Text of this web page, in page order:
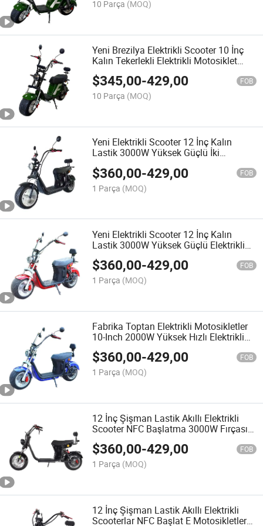
10 Parça (MOQ)
Yeni Brezilya Elektrikli Scooter 10 İnç
Kalın Tekerlekli Elektrikli Motosiklet
1000W Yüksek Hız 60V Lityum Pil
Scooter Cictycoco
$345,00-429,00 FOB
10 Parça (MOQ)
Yeni Elektrikli Scooter 12 İnç Kalın
Lastik 3000W Yüksek Güçlü İki
Dijital Su Geçirmez Citycoco
$360,00-429,00 FOB
1 Parça (MOQ)
Yeni Elektrikli Scooter 12 İnç Kalın
Lastik 3000W Yüksek Güçlü Elektrikli
Motosiklet 60V Lityum Pil Scooter
Citycoco
$360,00-429,00 FOB
1 Parça (MOQ)
Fabrika Toptan Elektrikli Motosikletler
10-Inch 2000W Yüksek Hızlı Elektrikli
Scooterlar Şişman Tekerlekli Elektrikli
Citycoco
$360,00-429,00 FOB
1 Parça (MOQ)
12 İnç Şişman Lastik Akıllı Elektrikli
Scooter NFC Başlatma 3000W Fırçasız
Motor 40ah Lityum Pil Su Geçirmez
Citycoco
$360,00-429,00 FOB
1 Parça (MOQ)
12 İnç Şişman Lastik Akıllı Elektrikli
Scooterlar NFC Başlat E Motosikletler